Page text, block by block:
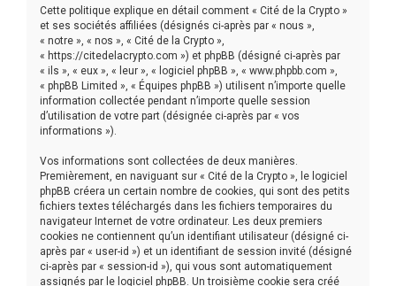
Cette politique explique en détail comment « Cité de la Crypto »
et ses sociétés affiliées (désignés ci-après par « nous »,
« notre », « nos », « Cité de la Crypto »,
« https://citedelacrypto.com ») et phpBB (désigné ci-après par
« ils », « eux », « leur », « logiciel phpBB », « www.phpbb.com »,
« phpBB Limited », « Équipes phpBB ») utilisent n’importe quelle
information collectée pendant n’importe quelle session
d’utilisation de votre part (désignée ci-après par « vos
informations »).
Vos informations sont collectées de deux manières.
Premièrement, en naviguant sur « Cité de la Crypto », le logiciel
phpBB créera un certain nombre de cookies, qui sont des petits
fichiers textes téléchargés dans les fichiers temporaires du
navigateur Internet de votre ordinateur. Les deux premiers
cookies ne contiennent qu’un identifiant utilisateur (désigné ci-
après par « user-id ») et un identifiant de session invité (désigné
ci-après par « session-id »), qui vous sont automatiquement
assignés par le logiciel phpBB. Un troisième cookie sera créé